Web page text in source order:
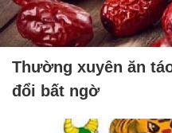
Thường xuyên ăn
đổi bất ngờ